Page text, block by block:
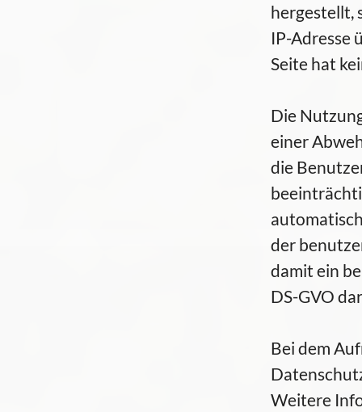
hergestellt,
IP-Adresse
Seite hat
Die
einer
die
der
damit ein
DS-GVO
Bei dem
Weitere